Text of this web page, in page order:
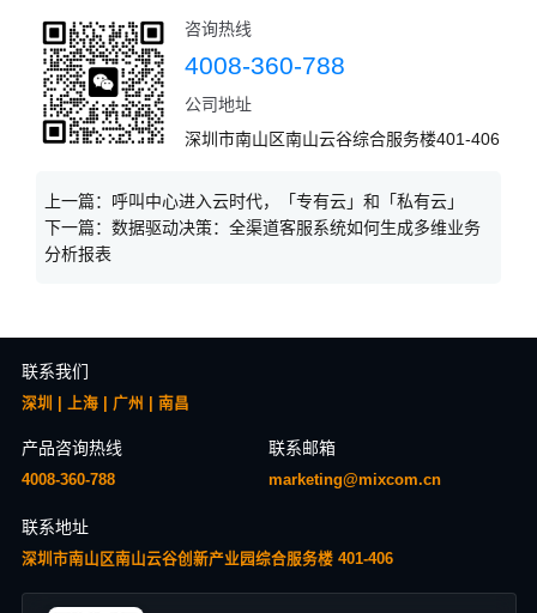
咨询热线
4008-360-788
公司地址
深圳市南山区南山云谷综合服务楼401-406
上一篇： 呼叫中心进入云时代，「专有云」和「私有云」
下一篇： 数据驱动决策：全渠道客服系统如何生成多维业务
分析报表
联系我们
深圳 | 上海 | 广州 | 南昌
产品咨询热线
4008-360-788
联系邮箱
marketing@mixcom.cn
联系地址
深圳市南山区南山云谷创新产业园综合服务楼 401-406